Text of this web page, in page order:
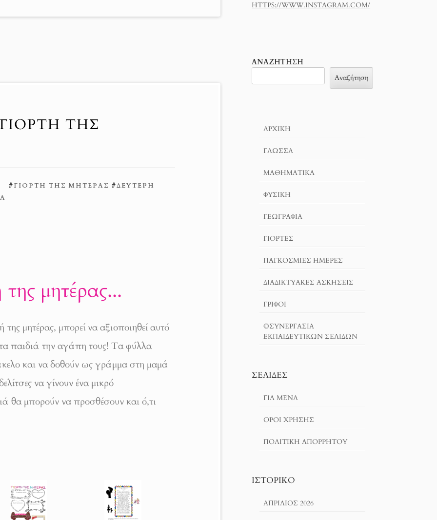
ΤΗΣ
#ΓΙΟΡΤΉ ΤΗΣ ΜΗΤΈΡΑΣ #ΔΕΎΤΕΡΗ
μητέρας...
μητέρας, μπορεί να αξιοποιηθεί αυτό
παιδιά την αγάπη τους! Τα φύλλα
και να δοθούν ως γράμμα στη μαμά
να γίνουν ένα μικρό
θα μπορούν να προσθέσουν και ό,τι
HTTPS://WWW.INSTAGRAM.COM/
ΑΝΑΖΉΤΗΣΗ
Αναζήτηση
ΑΡΧΙΚΉ
ΓΛΏΣΣΑ
ΜΑΘΗΜΑΤΙΚΆ
ΦΥΣΙΚΗ
ΓΕΩΓΡΑΦΊΑ
ΓΙΟΡΤΈΣ
ΠΑΓΚΟΣΜΙΕΣ ΗΜΕΡΕΣ
ΔΙΑΔΙΚΤΥΑΚΈΣ ΑΣΚΉΣΕΙΣ
ΓΡΙΦΟΙ
©ΣΥΝΕΡΓΑΣΙΑ
ΕΚΠΑΙΔΕΥΤΙΚΩΝ ΣΕΛΙΔΩΝ
ΣΕΛΊΔΕΣ
ΓΙΑ ΜΕΝΑ
ΌΡΟΙ ΧΡΗΣΗΣ
ΠΟΛΙΤΙΚΉ ΑΠΟΡΡΉΤΟΥ
ΙΣΤΟΡΙΚΌ
ΑΠΡΊΛΙΟΣ 2026